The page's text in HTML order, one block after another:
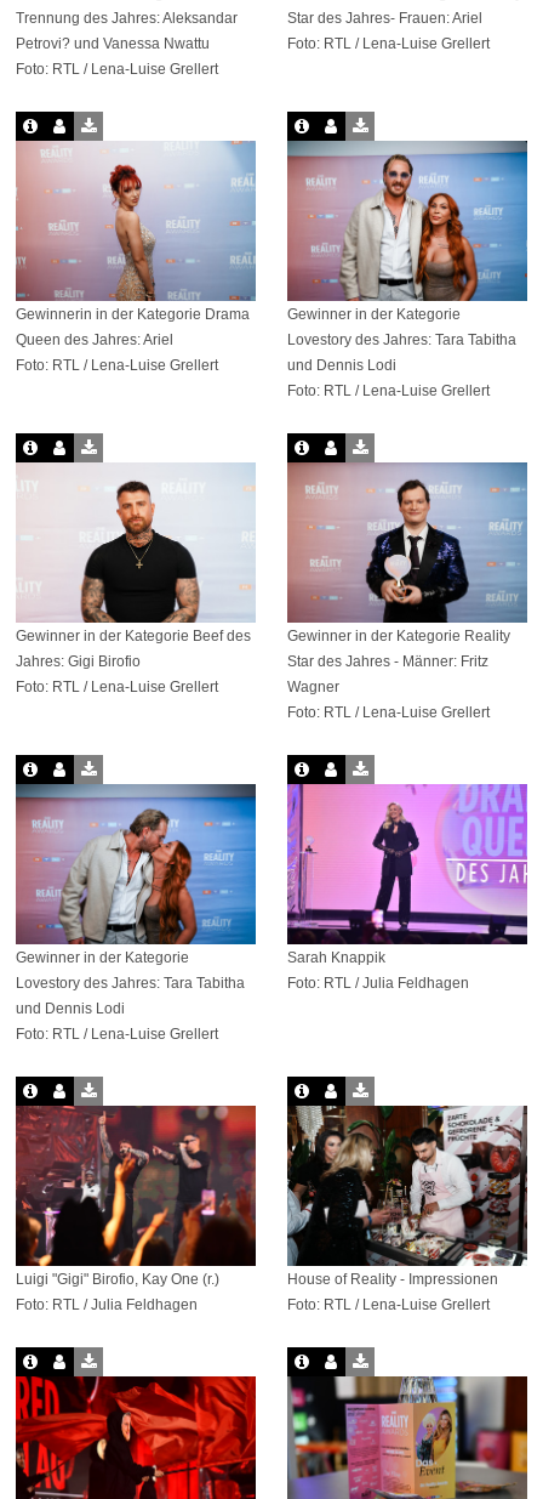
Trennung des Jahres: Aleksandar
Petrovi? und Vanessa Nwattu
Foto: RTL / Lena-Luise Grellert
Star des Jahres- Frauen: Ariel
Foto: RTL / Lena-Luise Grellert
Gewinnerin in der Kategorie Drama
Queen des Jahres: Ariel
Foto: RTL / Lena-Luise Grellert
Gewinner in der Kategorie
Lovestory des Jahres: Tara Tabitha
und Dennis Lodi
Foto: RTL / Lena-Luise Grellert
Gewinner in der Kategorie Beef des
Jahres: Gigi Birofio
Foto: RTL / Lena-Luise Grellert
Gewinner in der Kategorie Reality
Star des Jahres - Männer: Fritz
Wagner
Foto: RTL / Lena-Luise Grellert
Gewinner in der Kategorie
Lovestory des Jahres: Tara Tabitha
und Dennis Lodi
Foto: RTL / Lena-Luise Grellert
Sarah Knappik
Foto: RTL / Julia Feldhagen
Luigi "Gigi" Birofio, Kay One (r.)
Foto: RTL / Julia Feldhagen
House of Reality - Impressionen
Foto: RTL / Lena-Luise Grellert